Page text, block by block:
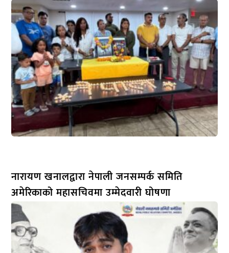
नारायण खनालद्वारा नेपाली जनसम्पर्क समिति
अमेरिकाको महासचिवमा उम्मेदवारी घोषणा